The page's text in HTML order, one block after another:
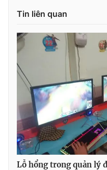
Tin liên quan
Lỗ hổng trong quản lý